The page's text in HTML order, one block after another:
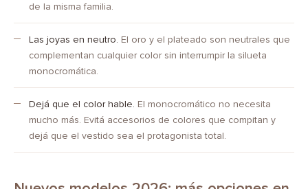
de la misma familia.
Las joyas en neutro. El oro y el plateado son neutrales que
complementan cualquier color sin interrumpir la silueta
monocromática.
Dejá que el color hable. El monocromático no necesita
mucho más. Evitá accesorios de colores que compitan y
dejá que el vestido sea el protagonista total.